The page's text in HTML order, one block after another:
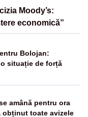
Moody’s:
economică”
Bolojan:
situație de forță
amână pentru ora
obținut toate avizele